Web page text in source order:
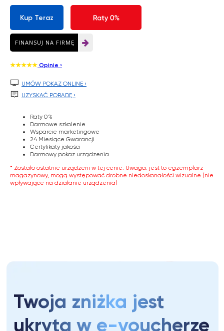
Kup Teraz
FINANSUJ NA FIRMĘ
★★★★★ Opinie ›
 UMÓW POKAZ ONLINE ›
 UZYSKAĆ PORADĘ ›
Raty 0%
Darmowe szkolenie
Wsparcie marketingowe
24 Miesiące Gwarancji
Certyfikaty jakości
Darmowy pokaz urządzenia
* Zostało ostatnie urządzeni w tej cenie. Uwaga: jest to egzemplarz
magazynowy, mogą występować drobne niedoskonałości wizualne (nie
wpływające na działanie urządzenia)
Twoja zniżka jest
ukryta w e-voucherze
Odkryj rabat